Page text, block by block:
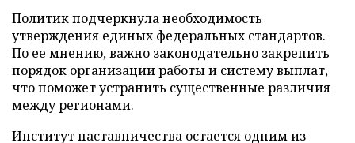
Политик подчеркнула необходимость
утверждения единых федеральных стандартов.
По ее мнению, важно законодательно закрепить
порядок организации работы и систему выплат,
что поможет устранить существенные различия
между регионами.
Институт наставничества остается одним из